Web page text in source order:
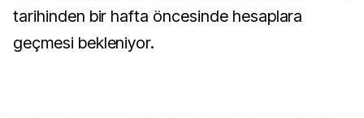
tarihinden bir hafta öncesinde hesaplara
geçmesi bekleniyor.